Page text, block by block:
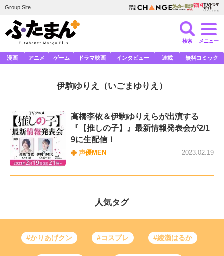
Group Site
検索 メニュー
漫画 アニメ ゲーム ドラマ映画 インタビュー 連載 無料コミック
伊駒ゆりえ （いごまゆりえ）
高橋李依＆伊駒ゆりえらが出演する
『【推しの子】』最新情報発表会が2/1
9に生配信！
声優MEN 2023.02.19
人気タグ
#かりあげクン #コスプレ #綾瀬はるか